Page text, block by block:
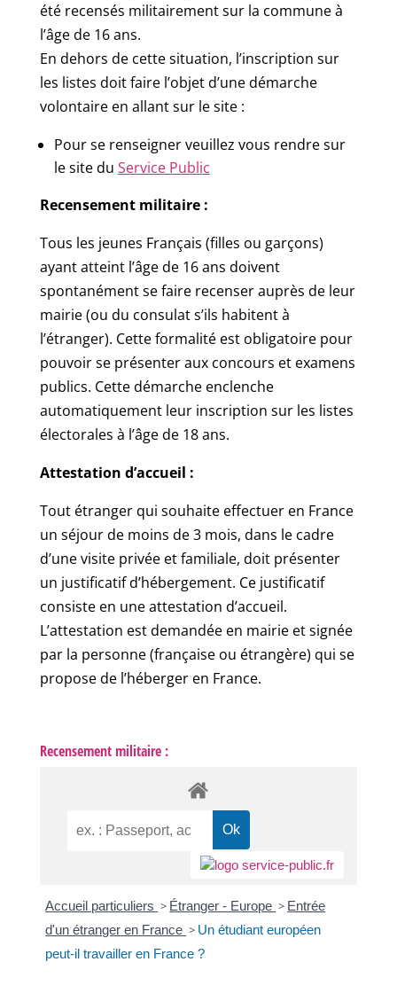
été recensés militairement sur la commune à
l’âge de 16 ans.
En dehors de cette situation, l’inscription sur
les listes doit faire l’objet d’une démarche
volontaire en allant sur le site :
Pour se renseigner veuillez vous rendre sur
le site du Service Public
Recensement militaire :
Tous les jeunes Français (filles ou garçons)
ayant atteint l’âge de 16 ans doivent
spontanément se faire recenser auprès de leur
mairie (ou du consulat s’ils habitent à
l’étranger). Cette formalité est obligatoire pour
pouvoir se présenter aux concours et examens
publics. Cette démarche enclenche
automatiquement leur inscription sur les listes
électorales à l’âge de 18 ans.
Attestation d’accueil :
Tout étranger qui souhaite effectuer en France
un séjour de moins de 3 mois, dans le cadre
d’une visite privée et familiale, doit présenter
un justificatif d’hébergement. Ce justificatif
consiste en une attestation d’accueil.
L’attestation est demandée en mairie et signée
par la personne (française ou étrangère) qui se
propose de l’héberger en France.
Recensement militaire :
Accueil particuliers > Étranger - Europe > Entrée
d'un étranger en France > Un étudiant européen
peut-il travailler en France ?